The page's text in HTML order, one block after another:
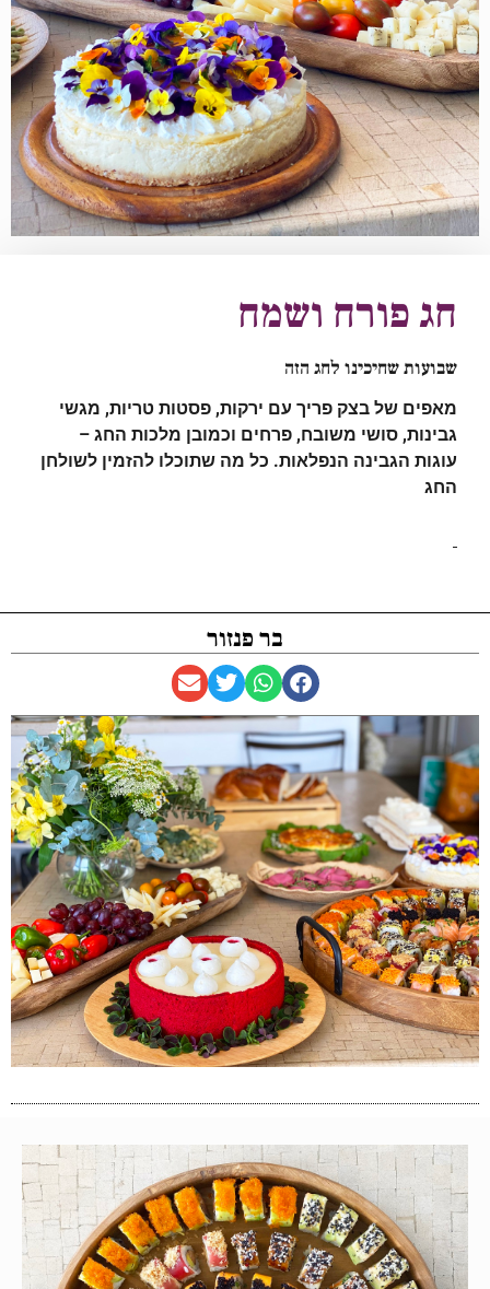
חג פורח ושמח
שבועות שחיכינו לחג הזה
מאפים של בצק פריך עם ירקות, פסטות טריות, מגשי
גבינות, סושי משובח, פרחים וכמובן מלכות החג –
עוגות הגבינה הנפלאות. כל מה שתוכלו להזמין לשולחן
החג
בר פנזור